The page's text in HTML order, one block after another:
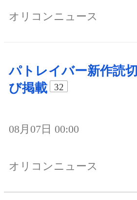
オリコンニュース
パトレイバー新作読
び掲載
32
08月07日 00:00
オリコンニュース